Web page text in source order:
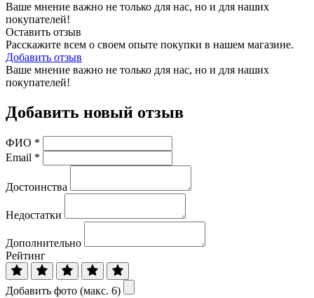
Ваше мнение важно не только для нас, но и для наших
покупателей!
Оставить отзыв
Расскажите всем о своем опыте покупки в нашем магазине.
Добавить отзыв
Ваше мнение важно не только для нас, но и для наших
покупателей!
Добавить новый отзыв
ФИО *
Email *
Достоинства
Недостатки
Дополнительно
Рейтинг
Добавить фото (макс. 6)